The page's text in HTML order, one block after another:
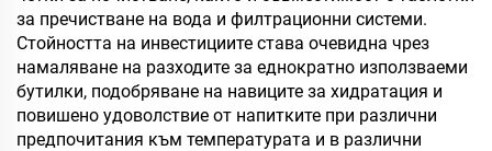
за пречистване на вода и филтрационни системи.
Стойността на инвестициите става очевидна чрез
намаляване на разходите за еднократно използваеми
бутилки, подобряване на навиците за хидратация и
повишено удоволствие от напитките при различни
предпочитания към температурата и в различни